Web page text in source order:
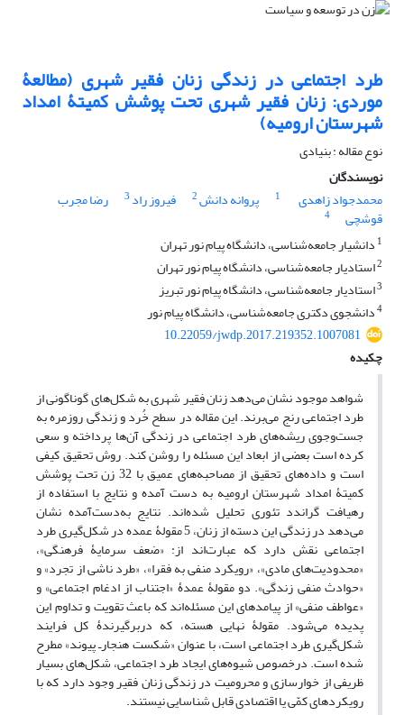
طرد اجتماعی در زندگی زنان فقیر شهری (مطالعۀ
موردی: زنان فقیر شهری تحت پوشش کمیتۀ امداد
شهرستان ارومیه)
نوع مقاله : بنیادی
نویسندگان
محمدجواد زاهدی
1 پروانه دانش2 فیروز راد 3 رضا مجرب
قوشچی
4
1 دانشیار جامعه‌شناسی، دانشگاه پیام نور تهران
2استادیار جامعه‌شناسی، دانشگاه پیام نور تهران
3استادیار جامعه‌شناسی، دانشگاه پیام نور تبریز
4دانشجوی دکتری جامعه‌شناسی، دانشگاه پیام نور
10.22059/jwdp.2017.219352.1007081
چکیده
شواهد موجود نشان می‌دهد زنان فقیر شهری به شکل‌های گوناگونی از
طرد اجتماعی رنج می‌برند. این مقاله در سطح خُرد و زندگی روزمره به
جست‌وجوی ریشه‌های طرد اجتماعی در زندگی آن‌ها پرداخته و سعی
کرده است بعضی از ابعاد این مسئله را روشن کند. روش تحقیق کیفی
است و داده‌های تحقیق از مصاحبه‌های عمیق با 32 زن تحت پوشش
کمیتۀ امداد شهرستان ارومیه به ‌دست آمده و نتایج با استفاده از
رهیافت گراندد تئوری تحلیل شده‌اند. نتایج به‌دست‌آمده نشان
می‌دهد در زندگی این دسته از زنان، 5 مقولۀ عمده در شکل‌گیری طرد
اجتماعی نقش دارد که عبارت‌اند از: «ضعف سرمایۀ فرهنگی»،
«محدودیت‌های مادی»، «رویکرد منفی به فقرا»، «طرد ناشی از تجرد» و
«حوادث منفی زندگی». دو مقولۀ عمدۀ «اجتناب از ادغام اجتماعی» و
«عواطف منفی» از پیامدهای این مسئله‌اند که باعث تقویت و تداوم این
پدیده می‌شود. مقولۀ نهایی هسته، که در‌برگیرندۀ کل فرایند
شکل‌گیری طرد اجتماعی است، با عنوان «شکست هنجار‌ـ پیوند» مطرح
شده است. در‌خصوص شیوه‌های ایجاد طرد اجتماعی، شکل‌های بسیار
ظریفی از خوارسازی و محرومیت در زندگی زنان فقیر وجود دارد که با
رویکردهای کمّی یا اقتصادی قابل شناسایی نیستند.